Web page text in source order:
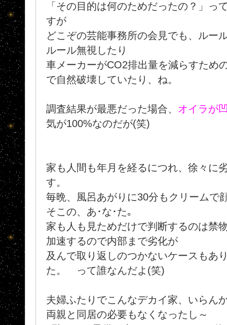
「その目的は何のためだったの？」っ
すが
どこぞの芸能事務所の会見でも、ルー
ルール無視したり
車メーカーがCO2排出量を減らすため
で自然破壊していたり、ね。
調査結果が最悪だった場合、 オイラが
気が100%なのだが(笑)
家も人間も年月を経るにつれ、徐々に
す。
毎晩、風呂あがりに30分もクリームで
そこの、あ･な･た｡
家も人も見ためだけで判断するのは禁
加速するので内部まで劣化が
及んで取り返しのつかないケースもあ
た。 って誰なんだよ(笑)
夫婦ふたりでこんなデカイ家、いらん
両親と同居の必要もなくなったし～